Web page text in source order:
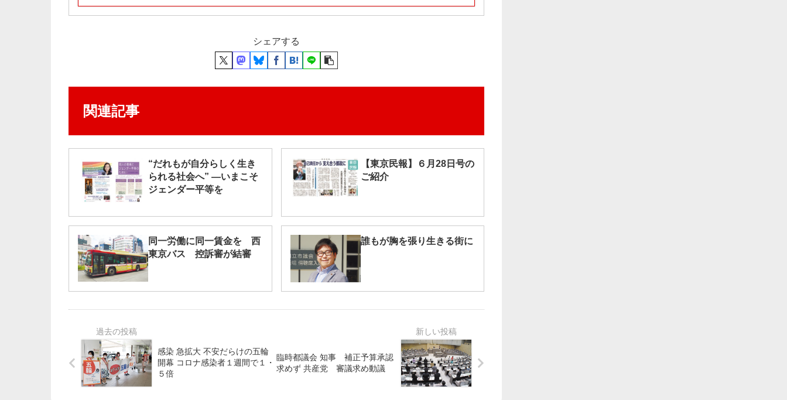
シェアする
関連記事
“だれもが自分らしく生き
られる社会へ” ―いまこそ
ジェンダー平等を
【東京民報】６月28日号の
ご紹介
同一労働に同一賃金を 西
東京バス 控訴審が結審
誰もが胸を張り生きる街に
感染 急拡大 不安だらけの五輪
開幕 コロナ感染者１週間で１・
５倍
臨時都議会 知事 補正予算承認
求めず 共産党 審議求め動議